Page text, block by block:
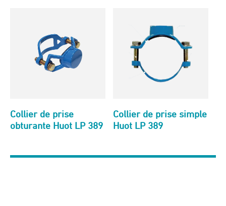
Collier de prise
obturante Huot LP 389
Collier de prise simple
Huot LP 389